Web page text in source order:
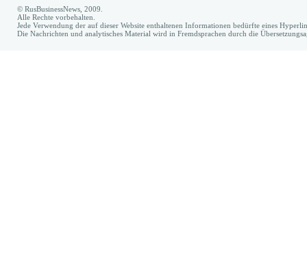
© RusBusinessNews, 2009.
Alle Rechte vorbehalten.
Jede Verwendung der auf dieser Website enthaltenen Informationen bedürfte eines
Die Nachrichten und analytisches Material wird in Fremdsprachen durch die